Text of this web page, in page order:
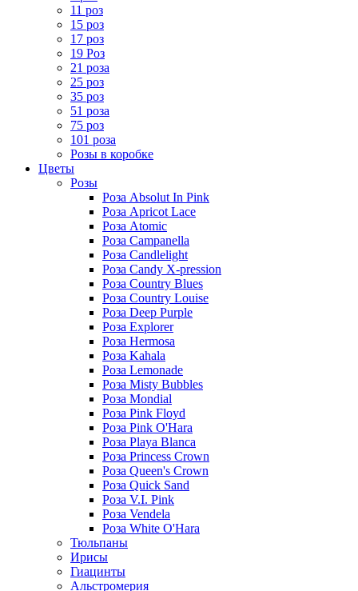
11 роз
15 роз
17 роз
19 Роз
21 роза
25 роз
35 роз
51 роза
75 роз
101 роза
Розы в коробке
Цветы
Розы
Роза Absolut In Pink
Роза Apricot Lace
Роза Atomic
Роза Campanella
Роза Candlelight
Роза Candy X-pression
Роза Country Blues
Роза Country Louise
Роза Deep Purple
Роза Explorer
Роза Hermosa
Роза Kahala
Роза Lemonade
Роза Misty Bubbles
Роза Mondial
Роза Pink Floyd
Роза Pink O'Hara
Роза Playa Blanca
Роза Princess Crown
Роза Queen's Crown
Роза Quick Sand
Роза V.I. Pink
Роза Vendela
Роза White O'Hara
Тюльпаны
Ирисы
Гиацинты
Альстромерия